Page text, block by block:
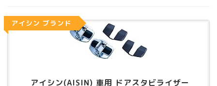
アイシン(AISIN) 車用 ドアスタビライザー
アイシン ブランド